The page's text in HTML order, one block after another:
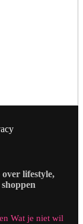
over lifestyle,
Wat je niet wil